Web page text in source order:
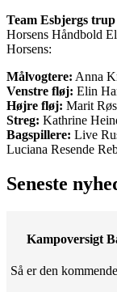
Team Esbjergs trup
Horsens Håndbold
Horsens:
Målvogtere: Anna
Venstre fløj: Elin
Højre fløj: Marit
Streg: Kathrine
Bagspillere: Live
Luciana Resende
Seneste
Kampoversigt
Så er den